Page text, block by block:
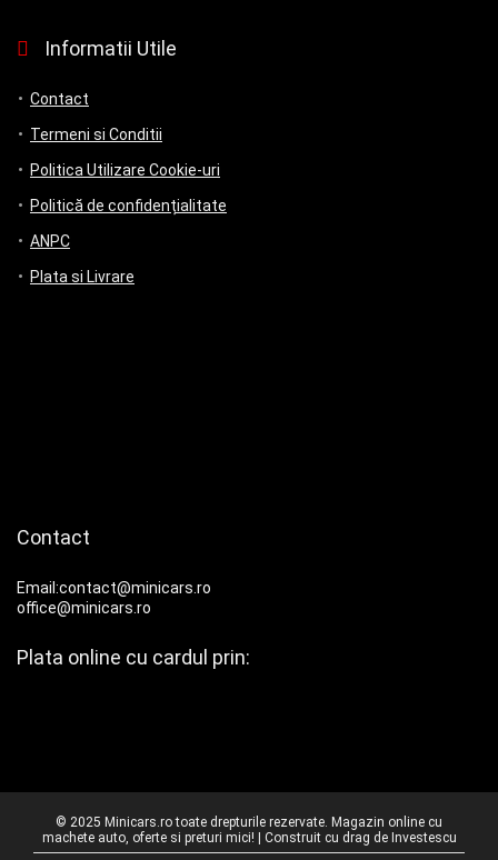
Informatii Utile
Contact
Termeni si Conditii
Politica Utilizare Cookie-uri
Politică de confidențialitate
ANPC
Plata si Livrare
Contact
Email:contact@minicars.ro
office@minicars.ro
Plata online cu cardul prin:
© 2025 Minicars.ro toate drepturile rezervate. Magazin online cu
machete auto, oferte si preturi mici! | Construit cu drag de Investescu